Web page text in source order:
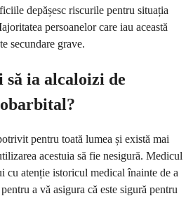
depășesc riscurile pentru situația
persoanelor care iau această
secundare grave.
ia alcaloizi de
pentru toată lumea și există mai
acestuia să fie nesigură. Medicul
cu atenție istoricul medical înainte de a
a vă asigura că este sigură pentru